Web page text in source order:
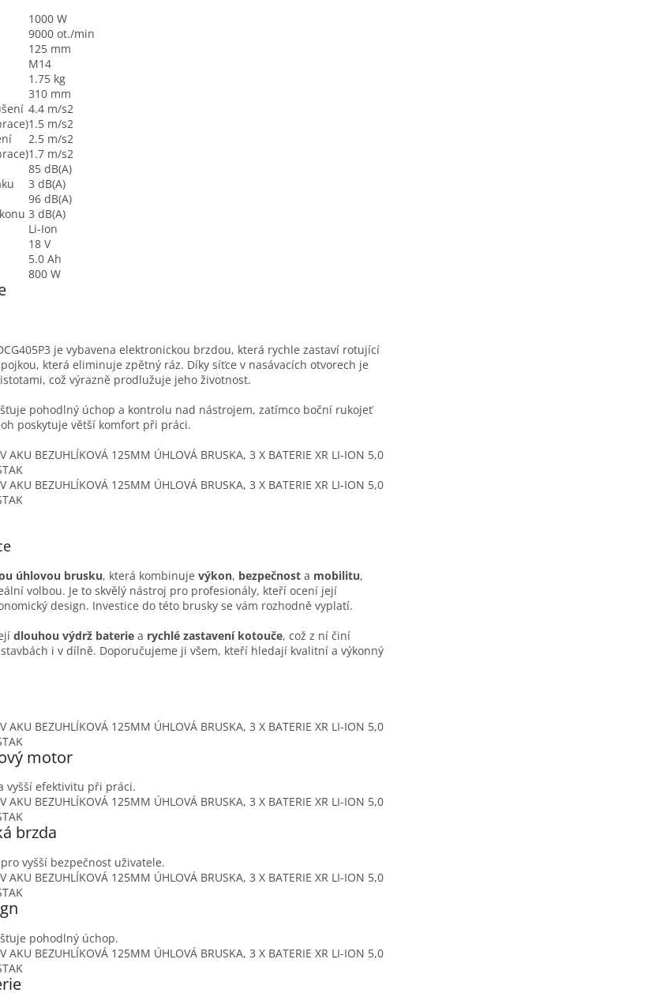
1000 W
9000 ot./min
125 mm
M14
1.75 kg
310 mm
4.4 m/s2
1.5 m/s2
2.5 m/s2
1.7 m/s2
85 dB(A)
3 dB(A)
96 dB(A)
3 dB(A)
Li-Ion
18 V
5.0 Ah
800 W
je vybavena elektronickou brzdou, která rychle zastaví rotující
která eliminuje zpětný ráz. Díky síťce v nasávacích otvorech je
což výrazně prodlužuje jeho životnost.
pohodlný úchop a kontrolu nad nástrojem, zatímco boční rukojeť
poskytuje větší komfort při práci.
úhlovou brusku, která kombinuje výkon, bezpečnost a mobilitu,
volbou. Je to skvělý nástroj pro profesionály, kteří ocení její
design. Investice do této brusky se vám rozhodně vyplatí.
dlouhou výdrž baterie a rychlé zastavení kotouče, což z ní činí
i v dílně. Doporučujeme ji všem, kteří hledají kvalitní a výkonný
motor
vyšší efektivitu při práci.
brzda
vyšší bezpečnost uživatele.
pohodlný úchop.